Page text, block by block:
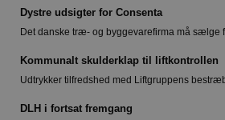
Dystre udsigter for Consenta
Det danske træ- og byggevarefirma må sælge
Kommunalt skulderklap til liftkontrollen
Udtrykker tilfredshed med Liftgruppens
DLH i fortsat fremgang